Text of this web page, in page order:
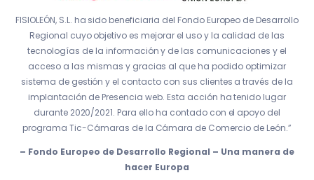
FISIOLEÓN, S.L. ha sido beneficiaria del Fondo Europeo de Desarrollo
Regional cuyo objetivo es mejorar el uso y la calidad de las
tecnologías de la información y de las comunicaciones y el
acceso a las mismas y gracias al que ha podido optimizar
sistema de gestión y el contacto con sus clientes a través de la
implantación de Presencia web. Esta acción ha tenido lugar
durante 2020/2021. Para ello ha contado con el apoyo del
programa Tic-Cámaras de la Cámara de Comercio de León.”
– Fondo Europeo de Desarrollo Regional – Una manera de
hacer Europa